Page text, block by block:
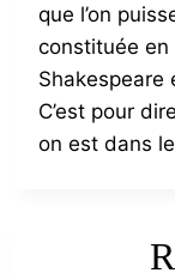
que l’on
constituée en
Shakespeare
C’est pour
on est dans